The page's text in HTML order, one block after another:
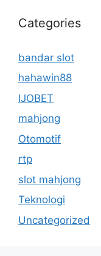
Categories
bandar slot
hahawin88
IJOBET
mahjong
Otomotif
rtp
slot mahjong
Teknologi
Uncategorized